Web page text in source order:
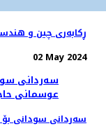
ڕکابەری چین و
02 May 2024
سەردانی سودانی